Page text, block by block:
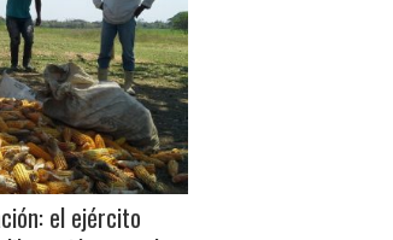
el ejército